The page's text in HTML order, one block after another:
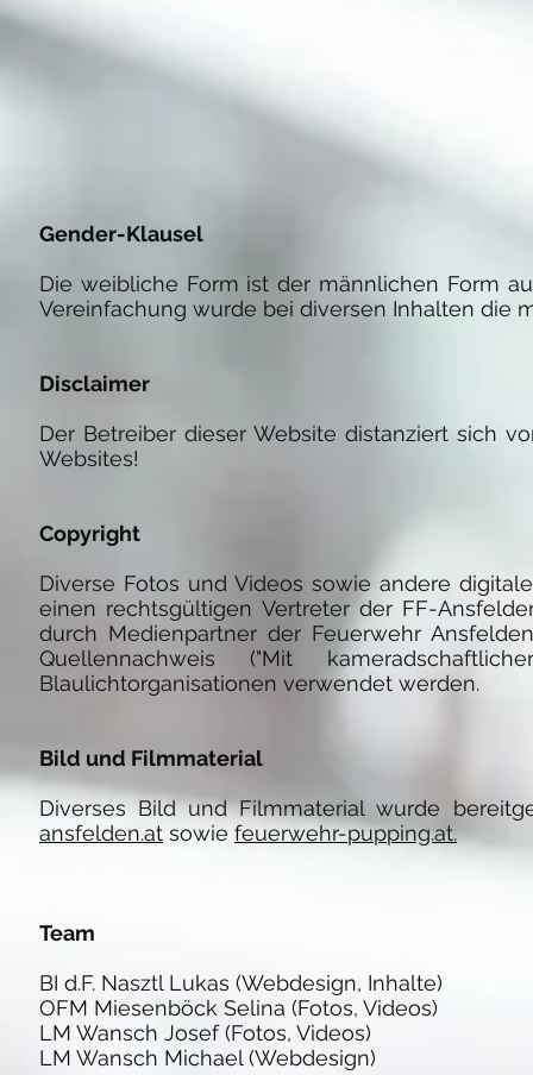
Gender-Klausel
Die weibliche Form ist der männlichen Form
Vereinfachung wurde bei diversen Inhalten die
Disclaimer
Der Betreiber dieser Website distanziert sich
Websites!
Copyright
Diverse Fotos und Videos sowie andere
einen rechtsgültigen Vertreter der FF-
durch Medienpartner der Feuerwehr
Quellennachweis ("Mit
Blaulichtorganisationen verwendet werden.
Bild und Filmmaterial
Diverses Bild und Filmmaterial wurde
ansfelden.at sowie feuerwehr-pupping.at.
Team
BI d.F. Nasztl Lukas (Webdesign, Inhalte)
OFM Miesenböck Selina (Fotos, Videos)
LM Wansch Josef (Fotos, Videos)
LM Wansch Michael (Webdesign)